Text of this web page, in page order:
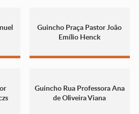
Guincho Praça Pastor João
Emílio Henck
Guincho Rua Professora Ana
de Oliveira Viana